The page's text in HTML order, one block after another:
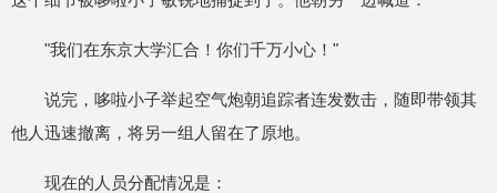
"我们在东京大学汇合！你们千万小心！"
说完，哆啦小子举起空气炮朝追踪者连发数击，随即带领其
他人迅速撤离，将另一组人留在了原地。
现在的人员分配情况是：